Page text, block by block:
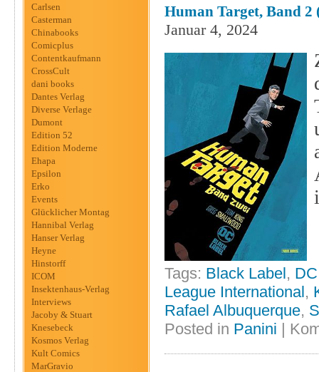
Carlsen
Casterman
Chinabooks
Comicplus
Contentkaufmann
CrossCult
dani books
Dantes Verlag
Diverse Verlage
Dumont
Edition 52
Edition Moderne
Ehapa
Epsilon
Erko
Events
Glücklicher Montag
Hannibal Verlag
Hanser Verlag
Heyne
Hinstorff
ICOM
Insektenhaus-Verlag
Interviews
Jacoby & Stuart
Knesebeck
Kosmos Verlag
Kult Comics
MarGravio
Human Target, Band 2
Januar 4, 2024
Tags: Black Label, DC
League International,
Rafael Albuquerque,
Posted in Panini |